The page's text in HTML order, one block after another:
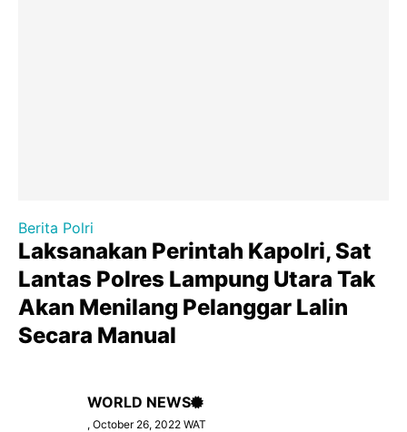
Berita Polri
Laksanakan Perintah Kapolri, Sat
Lantas Polres Lampung Utara Tak
Akan Menilang Pelanggar Lalin
Secara Manual
WORLD NEWS
, October 26, 2022 WAT